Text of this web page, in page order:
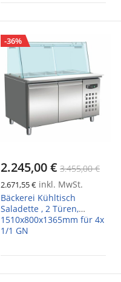
-36%
2.245,00 € 3.455,00 €
2.671,55 € inkl. MwSt.
Bäckerei Kühltisch
Saladette , 2 Türen,
1510x800x1365mm für 4x
1/1 GN